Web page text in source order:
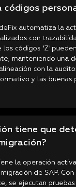
códigos
automatiza la
con
los códigos 'Z'
manteniendo una
con la
y las buenas
tiene que
la operación
de SAP. Con
se ejecutan